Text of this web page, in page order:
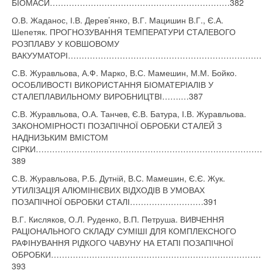
БІОМАСИ…………………………………………………………382
О.В. Жаданос, І.В. Дерев’янко, В.Г. Мацишин В.Г., Є.А.
Шепетяк. ПРОГНОЗУВАННЯ ТЕМПЕРАТУРИ СТАЛЕВОГО
РОЗПЛАВУ У КОВШОВОМУ
С.В. Журавльова, А.Ф. Марко, В.С. Мамешин, М.М. Бойко.
ОСОБЛИВОСТІ ВИКОРИСТАННЯ БІОМАТЕРІАЛІВ У
СТАЛЕПЛАВИЛЬНОМУ ВИРОБНИЦТВІ…….…387
С.В. Журавльова, О.А. Танчев, Є.В. Батура, І.В. Журавльова.
ЗАКОНОМІРНОСТІ ПОЗАПІЧНОЇ ОБРОБКИ СТАЛЕЙ З
НАДНИЗЬКИМ ВМІСТОМ
389
С.В. Журавльова, Р.Б. Дутній, В.С. Мамешин, Є.Є. Жук.
УТИЛІЗАЦІЯ АЛЮМІНІЄВИХ ВІДХОДІВ В УМОВАХ
ПОЗАПІЧНОЇ ОБРОБКИ СТАЛІ………………………391
В.Г. Кисляков, О.Л. Руденко, В.П. Петруша. ВИВЧЕННЯ
РАЦІОНАЛЬНОГО СКЛАДУ СУМІШІ ДЛЯ КОМПЛЕКСНОГО
РАФІНУВАННЯ РІДКОГО ЧАВУНУ НА ЕТАПІ ПОЗАПІЧНОЇ
393